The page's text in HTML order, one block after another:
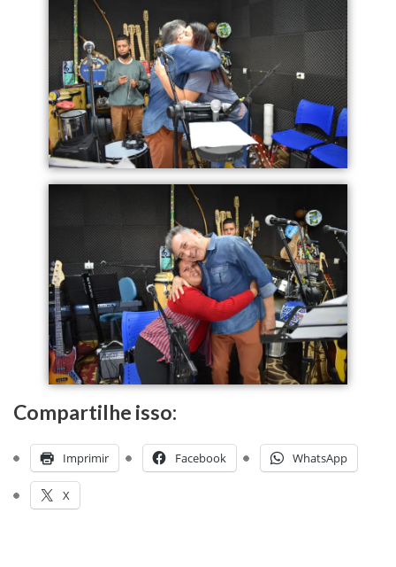
Compartilhe isso:
Imprimir Facebook WhatsApp
X